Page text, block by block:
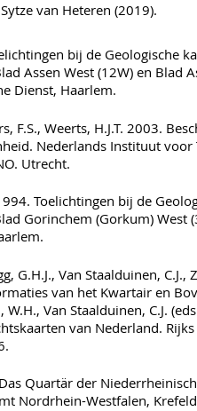
van Heteren (2019).
bij de Geologische
Assen West (12W) en Blad
Dienst, Haarlem.
F.S., Weerts, H.J.T. 2003.
Nederlands Instituut voor
Utrecht.
Toelichtingen bij de
Gorinchem (Gorkum) West
G.H.J., Van Staalduinen, C.J.,
van het Kwartair en
Van Staalduinen, C.J.
van Nederland.
Quartär der
Nordrhein-Westfalen,